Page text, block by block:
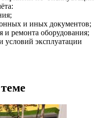
и иных документов;
и ремонта оборудования;
условий эксплуатации